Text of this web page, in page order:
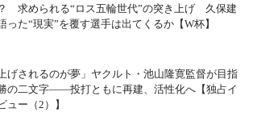
求められる“ロス五輪世代”の突き上げ 久保建
った“現実”を覆す選手は出てくるか【W杯】
げされるのが夢」ヤクルト・池山隆寛監督が目指
の二文字――投打ともに再建、活性化へ【独占イ
ュー（2）】